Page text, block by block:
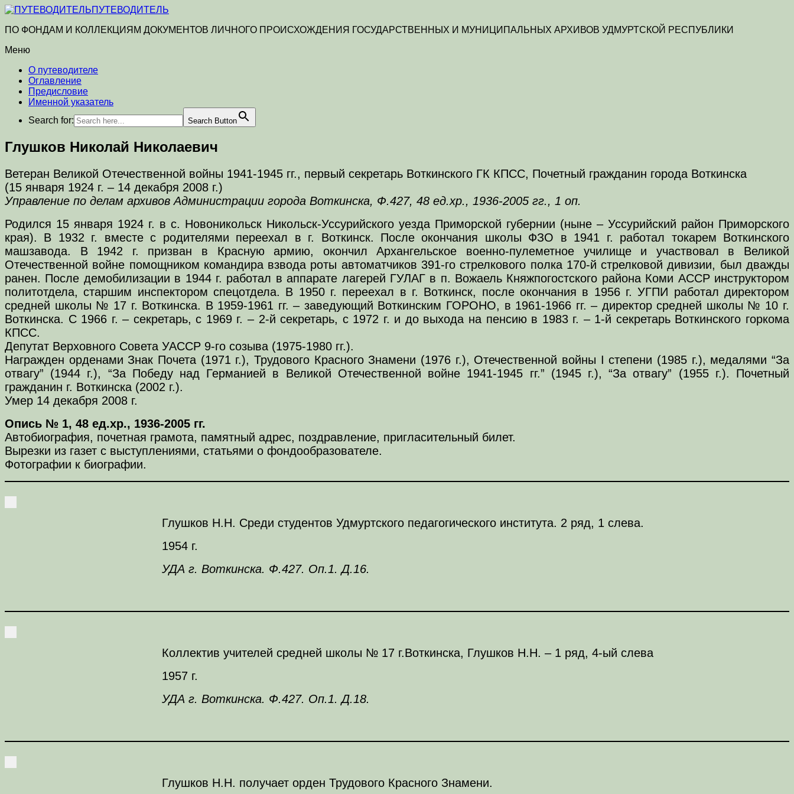
ПУТЕВОДИТЕЛЬ
ПО ФОНДАМ И КОЛЛЕКЦИЯМ ДОКУМЕНТОВ ЛИЧНОГО ПРОИСХОЖДЕНИЯ ГОСУДАРСТВЕННЫХ И МУНИЦИПАЛЬНЫХ АРХИВОВ УДМУРТСКОЙ РЕСПУБЛИКИ
Меню
О путеводителе
Оглавление
Предисловие
Именной указатель
Search for:
Search Button
Глушков Николай Николаевич
Ветеран Великой Отечественной войны 1941-1945 гг., первый секретарь Воткинского ГК КПСС, Почетный гражданин города Воткинска
(15 января 1924 г. – 14 декабря 2008 г.)
Управление по делам архивов Администрации города Воткинска, Ф.427, 48 ед.хр., 1936-2005 гг., 1 оп.
Родился 15 января 1924 г. в с. Новоникольск Никольск-Уссурийского уезда Приморской губернии (ныне – Уссурийский район Приморского
края). В 1932 г. вместе с родителями переехал в г. Воткинск. После окончания школы ФЗО в 1941 г. работал токарем Воткинского
машзавода. В 1942 г. призван в Красную армию, окончил Архангельское военно-пулеметное училище и участвовал в Великой
Отечественной войне помощником командира взвода роты автоматчиков 391-го стрелкового полка 170-й стрелковой дивизии, был дважды
ранен. После демобилизации в 1944 г. работал в аппарате лагерей ГУЛАГ в п. Вожаель Княжпогостского района Коми АССР инструктором
политотдела, старшим инспектором спецотдела. В 1950 г. переехал в г. Воткинск, после окончания в 1956 г. УГПИ работал директором
средней школы № 17 г. Воткинска. В 1959-1961 гг. – заведующий Воткинским ГОРОНО, в 1961-1966 гг. – директор средней школы № 10 г.
Воткинска. С 1966 г. – секретарь, с 1969 г. – 2-й секретарь, с 1972 г. и до выхода на пенсию в 1983 г. – 1-й секретарь Воткинского горкома
КПСС.
Депутат Верховного Совета УАССР 9-го созыва (1975-1980 гг.).
Награжден орденами Знак Почета (1971 г.), Трудового Красного Знамени (1976 г.), Отечественной войны I степени (1985 г.), медалями “За
отвагу” (1944 г.), “За Победу над Германией в Великой Отечественной войне 1941-1945 гг.” (1945 г.), “За отвагу” (1955 г.). Почетный
гражданин г. Воткинска (2002 г.).
Умер 14 декабря 2008 г.
Опись № 1, 48 ед.хр., 1936-2005 гг.
Автобиография, почетная грамота, памятный адрес, поздравление, пригласительный билет.
Вырезки из газет с выступлениями, статьями о фондообразователе.
Фотографии к биографии.
Глушков Н.Н. Среди студентов Удмуртского педагогического института. 2 ряд, 1 слева.
1954 г.
УДА г. Воткинска. Ф.427. Оп.1. Д.16.
Коллектив учителей средней школы № 17 г.Воткинска, Глушков Н.Н. – 1 ряд, 4-ый слева
1957 г.
УДА г. Воткинска. Ф.427. Оп.1. Д.18.
Глушков Н.Н. получает орден Трудового Красного Знамени.